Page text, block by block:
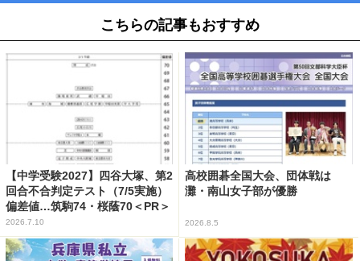
こちらの記事もおすすめ
【中学受験2027】四谷大塚、第2
回合不合判定テスト（7/5実施）
偏差値…筑駒74・桜蔭70＜PR＞
2026.7.10
高校囲碁全国大会、団体戦は
灘・南山女子部が優勝
2026.8.5